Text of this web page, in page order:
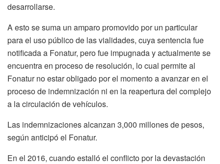
desarrollarse.
A esto se suma un amparo promovido por un particular
para el uso público de las vialidades, cuya sentencia fue
notificada a Fonatur, pero fue impugnada y actualmente se
encuentra en proceso de resolución, lo cual permite al
Fonatur no estar obligado por el momento a avanzar en el
proceso de indemnización ni en la reapertura del complejo
a la circulación de vehículos.
Las indemnizaciones alcanzan 3,000 millones de pesos,
según anticipó el Fonatur.
En el 2016, cuando estalló el conflicto por la devastación